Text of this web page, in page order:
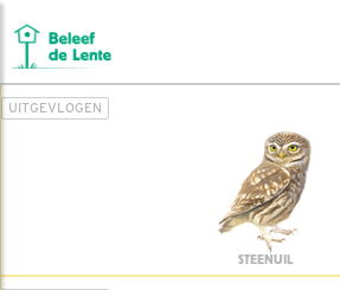
UITGEVLOGEN
STEENUIL